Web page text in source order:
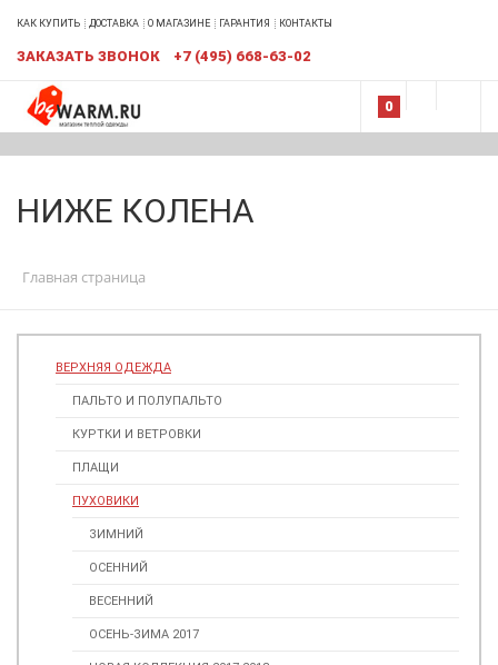
КАК КУПИТЬ ДОСТАВКА О МАГАЗИНЕ ГАРАНТИЯ КОНТАКТЫ
ЗАКАЗАТЬ ЗВОНОК +7 (495) 668-63-02
0
НИЖЕ КОЛЕНА
Главная страница
ВЕРХНЯЯ ОДЕЖДА
ПАЛЬТО И ПОЛУПАЛЬТО
КУРТКИ И ВЕТРОВКИ
ПЛАЩИ
ПУХОВИКИ
ЗИМНИЙ
ОСЕННИЙ
ВЕСЕННИЙ
ОСЕНЬ-ЗИМА 2017